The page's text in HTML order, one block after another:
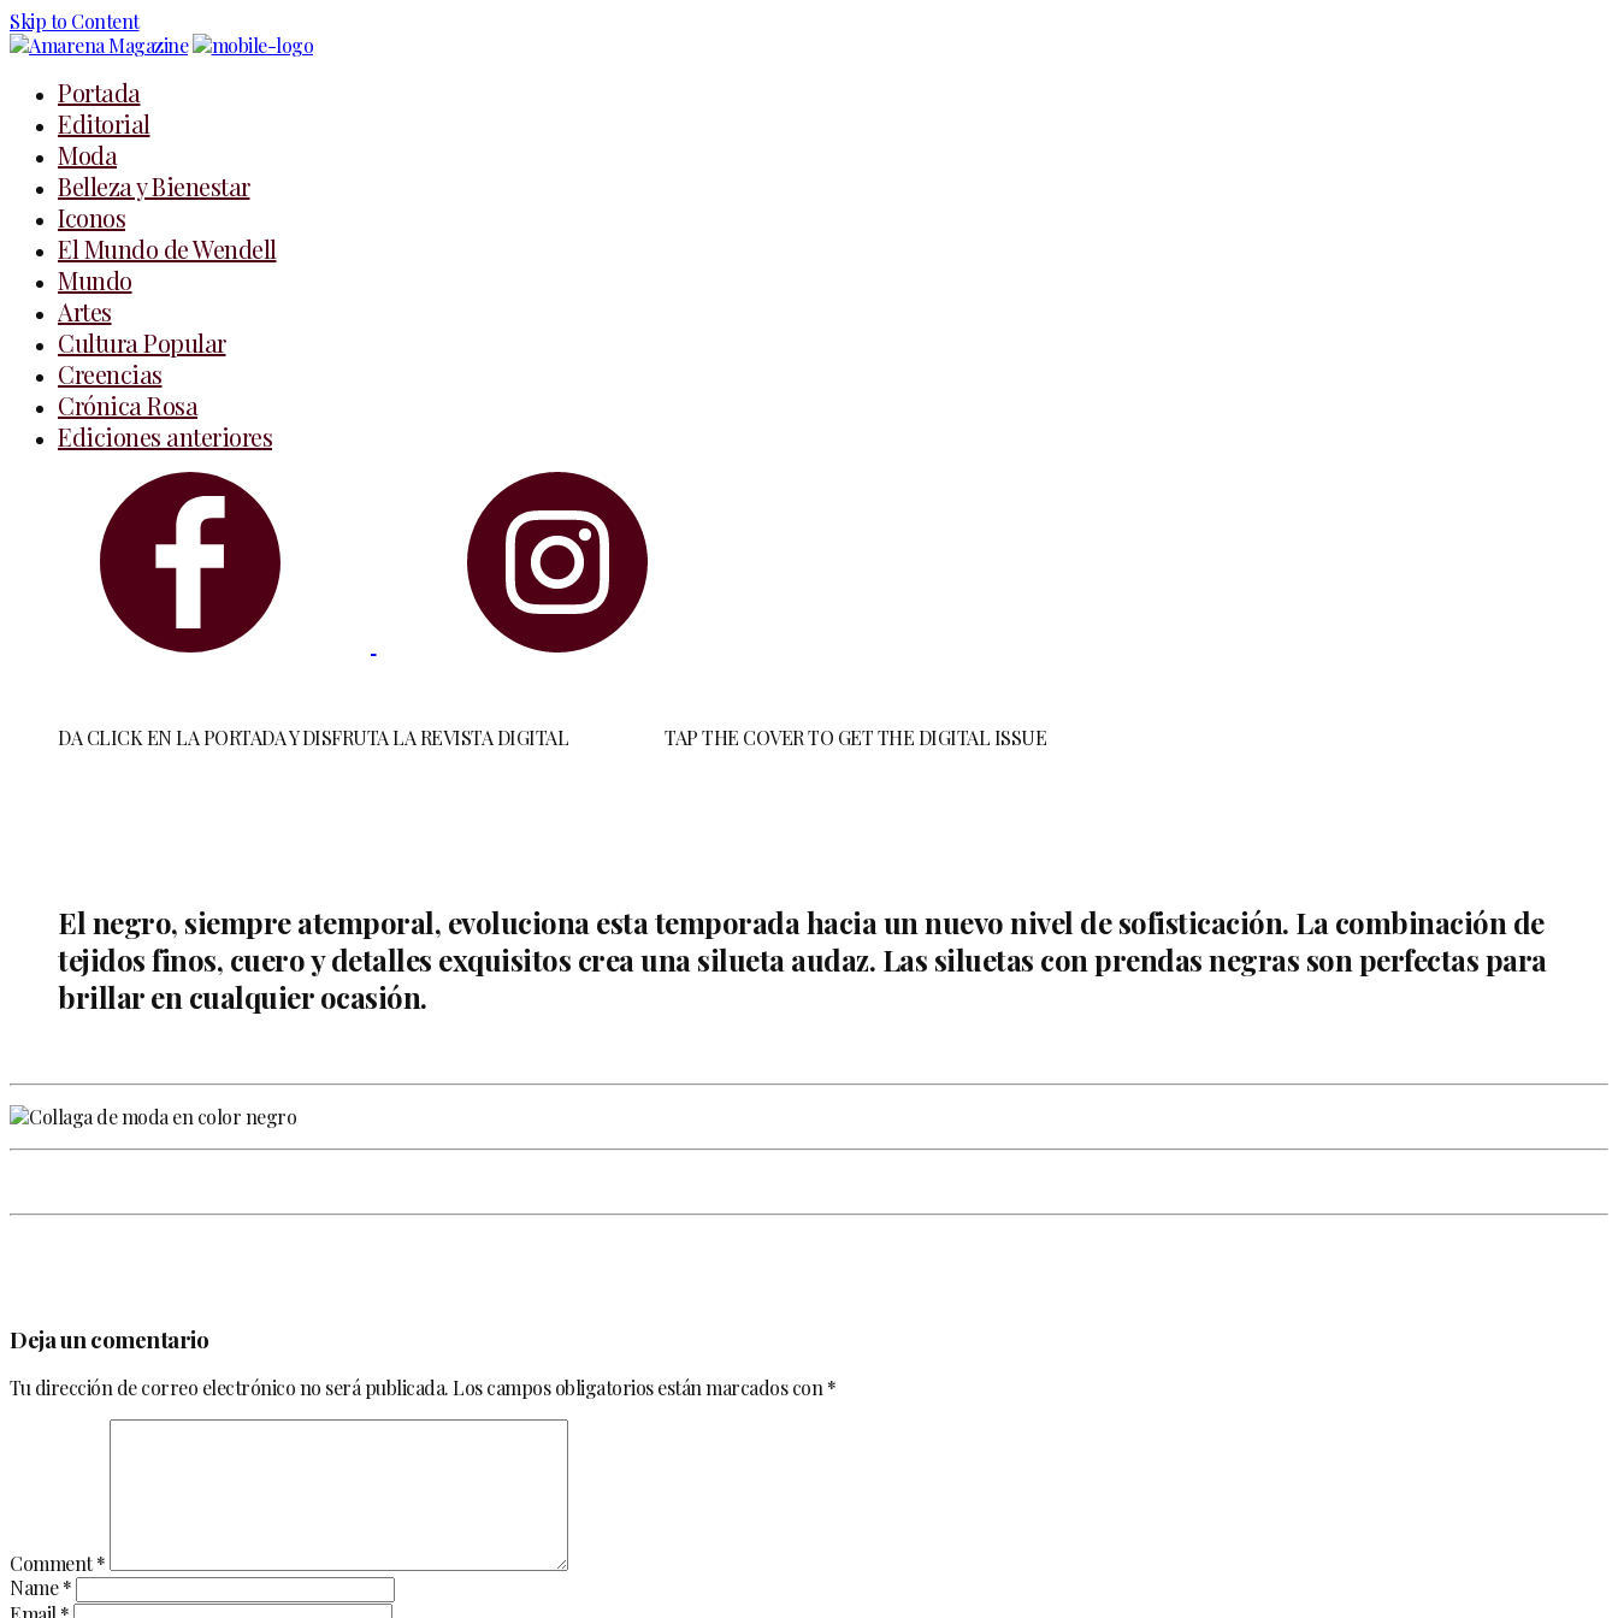
Skip to Content
Portada
Editorial
Moda
Belleza y Bienestar
Iconos
El Mundo de Wendell
Mundo
Artes
Cultura Popular
Creencias
Crónica Rosa
Ediciones anteriores
DA CLICK EN LA PORTADA Y DISFRUTA LA REVISTA DIGITAL TAP THE COVER TO GET THE DIGITAL ISSUE
El negro, siempre atemporal, evoluciona esta temporada hacia un nuevo nivel de sofisticación. La combinación de
tejidos finos, cuero y detalles exquisitos crea una silueta audaz. Las siluetas con prendas negras son perfectas para
brillar en cualquier ocasión.
Deja un comentario
Tu dirección de correo electrónico no será publicada.Los campos obligatorios están marcados con*
Comment*
Name*